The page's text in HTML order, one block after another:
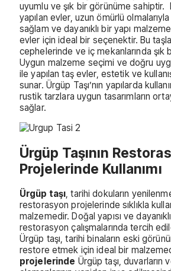
uyumlu ve şık bir görünüme sahiptir.
yapılan evler, uzun ömürlü
sağlam ve dayanıklı bir yapı
evler için ideal bir seçenektir. Bu
cephelerinde ve iç mekanlarında şık
Uygun malzeme seçimi ve doğru
ile yapılan taş evler, estetik ve
sunar. Ürgüp Taşı’nın yapılarda
rustik tarzlara uygun tasarımların
sağlar.
Ürgüp Taşının
Projelerinde Kullanımı
Ürgüp taşı, tarihi dokuların
restorasyon projelerinde sıklıkla
malzemedir. Doğal yapısı ve
restorasyon çalışmalarında tercih
Ürgüp taşı, tarihi binaların eski
restore etmek için ideal bir
projelerinde Ürgüp taşı, duvarların